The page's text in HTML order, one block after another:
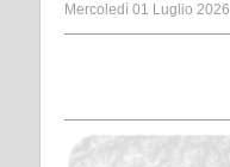
Mercoledì 01 Luglio 2026